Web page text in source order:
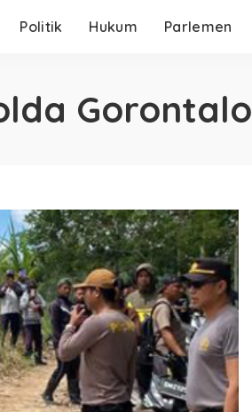
Politik Hukum Parlemen
Gorontalo